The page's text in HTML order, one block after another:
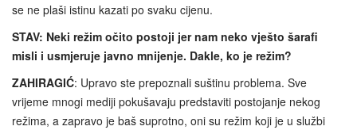
se ne plaši istinu kazati po svaku cijenu.
STAV: Neki režim očito postoji jer nam neko vješto šarafi
misli i usmjeruje javno mnijenje. Dakle, ko je režim?
ZAHIRAGIĆ: Upravo ste prepoznali suštinu problema. Sve
vrijeme mnogi mediji pokušavaju predstaviti postojanje nekog
režima, a zapravo je baš suprotno, oni su režim koji je u službi